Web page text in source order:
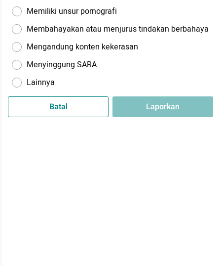
Memiliki unsur pornografi
Membahayakan atau menjurus tindakan berbahaya
Mengandung konten kekerasan
Menyinggung SARA
Lainnya
Batal Laporkan